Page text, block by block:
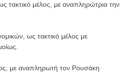
τακτικό μέλος, με αναπληρώτρια την
ως τακτικό μέλος με
με αναπληρωτή τον Ρουσάκη